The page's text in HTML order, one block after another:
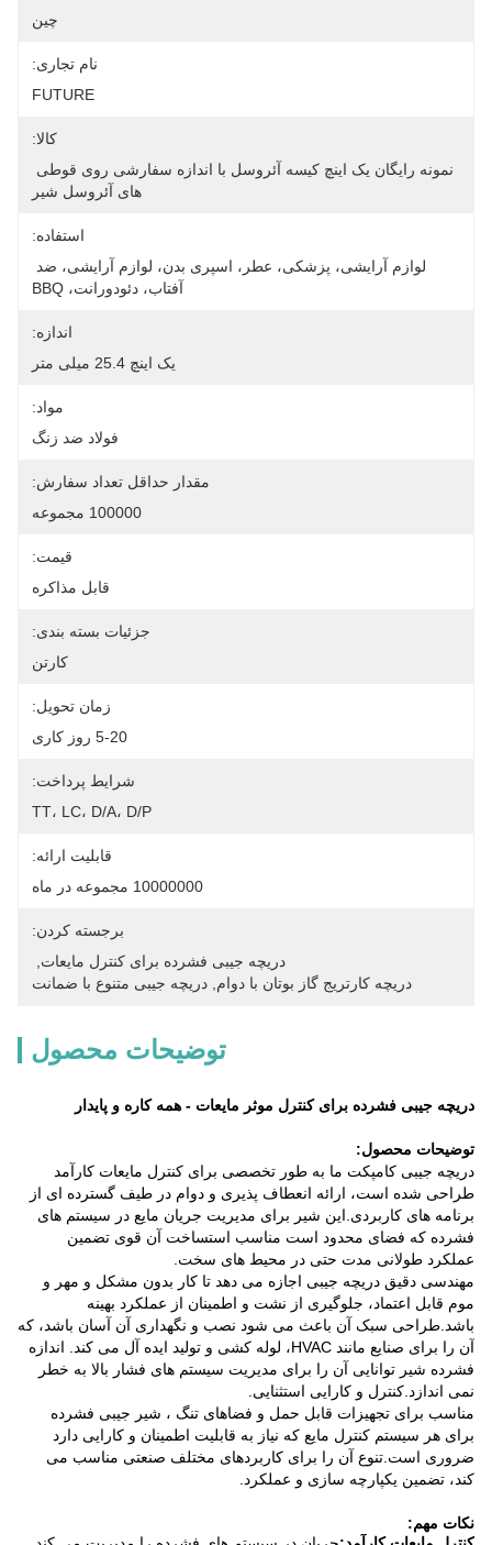
چین
نام تجاری:
FUTURE
کالا:
های آئروسل شیر
استفاده:
آفتاب، دئودورانت، BBQ
اندازه:
یک اینچ 25.4 میلی متر
مواد:
فولاد ضد زنگ
مقدار حداقل تعداد سفارش:
100000 مجموعه
قیمت:
قابل مذاکره
جزئیات بسته بندی:
کارتن
زمان تحویل:
5-20 روز کاری
شرایط پرداخت:
TT، LC، D/A، D/P
قابلیت ارائه:
10000000 مجموعه در ماه
برجسته کردن:
دریچه جیبی فشرده برای کنترل مایعات
دریچه کارتریج گاز بوتان با دوام دریچه جیبی متنوع با ضمانت
توضیحات محصول
دریچه جیبی فشرده برای کنترل موثر مایعات - همه کاره و پایدار
توضیحات محصول:
دریچه جیبی کامپکت ما به طور تخصصی برای کنترل مایعات کارآمد
طراحی شده است، ارائه انعطاف پذیری و دوام در طیف گسترده ای از
برنامه های کاربردی.این شیر برای مدیریت جریان مایع در سیستم های
فشرده که فضای محدود است مناسب استساخت آن قوی تضمین
عملکرد طولانی مدت حتی در محیط های سخت.
مهندسی دقیق دریچه جیبی اجازه می دهد تا کار بدون مشکل و مهر و
موم قابل اعتماد، جلوگیری از نشت و اطمینان از عملکرد بهینه
باشد.طراحی سبک آن باعث می شود نصب و نگهداری آن آسان باشد، که
آن را برای صنایع مانند HVAC، لوله کشی و تولید ایده آل می کند. اندازه
فشرده شیر توانایی آن را برای مدیریت سیستم های فشار بالا به خطر
نمی اندازد.کنترل و کارایی استثنایی.
مناسب برای تجهیزات قابل حمل و فضاهای تنگ ، شیر جیبی فشرده
برای هر سیستم کنترل مایع که نیاز به قابلیت اطمینان و کارایی دارد
ضروری است.تنوع آن را برای کاربردهای مختلف صنعتی مناسب می
کند، تضمین یکپارچه سازی و عملکرد.
نکات مهم: